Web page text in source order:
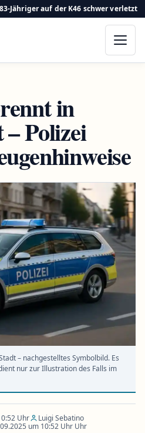
Jähriger auf der K46 schwer verletzt
in
Polizei
– nachgestelltes Symbolbild. Es
nur zur Illustration des Falls im
Uhr
Luigi Sebatino
um 10:52 Uhr Uhr